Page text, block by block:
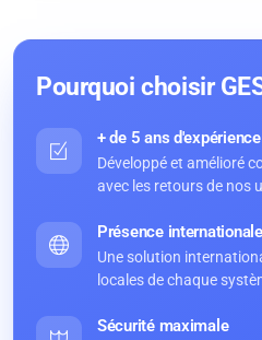
Pourquoi choisir
+ de 5 ans d'expérience
Développé et amélioré
avec les retours de nos
Présence internationale
Une solution
locales de chaque
Sécurité maximale